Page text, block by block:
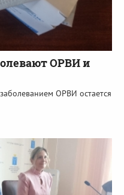
ОРВИ и
ОРВИ остается